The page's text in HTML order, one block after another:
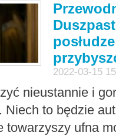
2022-03-15
nieustannie i
Niech to będzie
towarzyszy ufna